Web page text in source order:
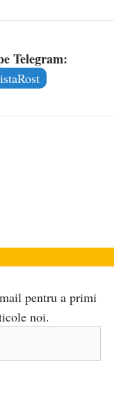
Telegram:
pentru a primi
noi.